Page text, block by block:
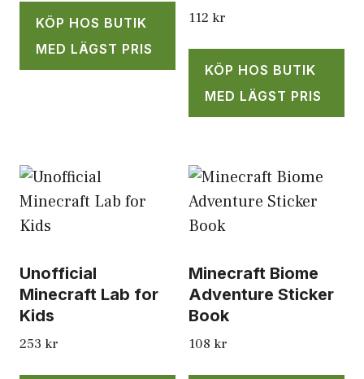
KÖP HOS BUTIK
MED LÄGST PRIS
112 kr
KÖP HOS BUTIK
MED LÄGST PRIS
Unofficial
Minecraft Lab for
Kids
253 kr
Minecraft Biome
Adventure Sticker
Book
108 kr